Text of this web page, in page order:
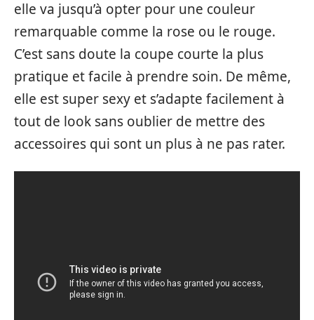
elle va jusqu’à opter pour une couleur
remarquable comme la rose ou le rouge.
C’est sans doute la coupe courte la plus
pratique et facile à prendre soin. De même,
elle est super sexy et s’adapte facilement à
tout de look sans oublier de mettre des
accessoires qui sont un plus à ne pas rater.